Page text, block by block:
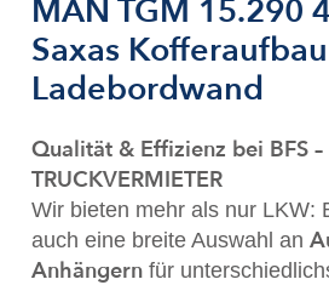
MAN TGM 15.290
Saxas
Ladebordwand
Qualität & Effizienz bei BFS –
TRUCKVERMIETER
Wir bieten mehr als nur LKW:
auch eine breite Auswahl an
Anhängern für